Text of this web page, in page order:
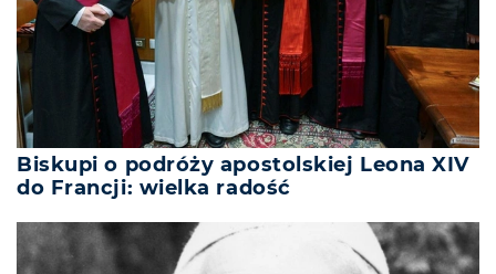
Biskupi o podróży apostolskiej Leona XIV
do Francji: wielka radość